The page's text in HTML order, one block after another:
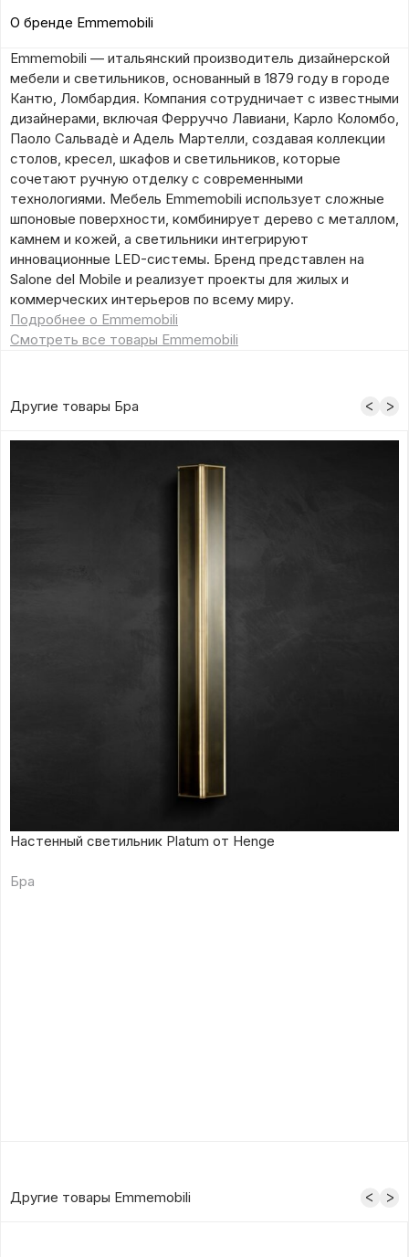
О бренде Emmemobili
Emmemobili — итальянский производитель дизайнерской
мебели и светильников, основанный в 1879 году в городе
Кантю, Ломбардия. Компания сотрудничает с известными
дизайнерами, включая Ферруччо Лавиани, Карло Коломбо,
Паоло Сальвадè и Адель Мартелли, создавая коллекции
столов, кресел, шкафов и светильников, которые
сочетают ручную отделку с современными
технологиями. Мебель Emmemobili использует сложные
шпоновые поверхности, комбинирует дерево с металлом,
камнем и кожей, а светильники интегрируют
инновационные LED-системы. Бренд представлен на
Salone del Mobile и реализует проекты для жилых и
коммерческих интерьеров по всему миру.
Подробнее о Emmemobili
Смотреть все товары Emmemobili
Другие товары Бра
Настенный светильник Platum от Henge
Бра
Другие товары Emmemobili